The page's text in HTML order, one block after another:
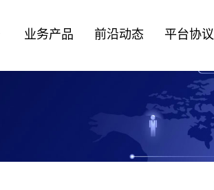
业务产品 前沿动态 平台协议